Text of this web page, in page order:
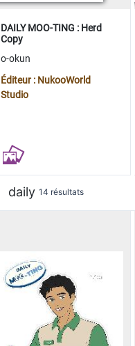
DAILY MOO-TING : Herd
Copy
o-okun
Éditeur : NukooWorld
Studio
daily 14 résultats